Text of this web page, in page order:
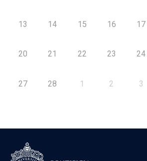
13 14 15 16 17
20 21 22 23 24
27 28 1 2 3